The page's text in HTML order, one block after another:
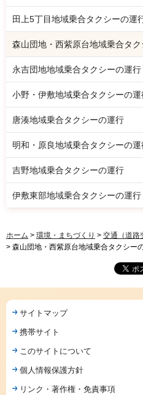
田上5丁目地域乗合タクシーの運
森山団地・西紫原台地域乗合タ
永吉団地地域乗合タクシーの運行
小野・伊敷地域乗合タクシーの運
唐湊地域乗合タクシーの運行
明和・原良地域乗合タクシーの運
吉野地域乗合タクシーの運行
伊敷東部地域乗合タクシーの運行
ホーム > 環境・まちづくり > 交通（道路
> 森山団地・西紫原台地域乗合タクシー
サイトマップ
携帯サイト
このサイトについて
個人情報保護方針
リンク・著作権・免責事項